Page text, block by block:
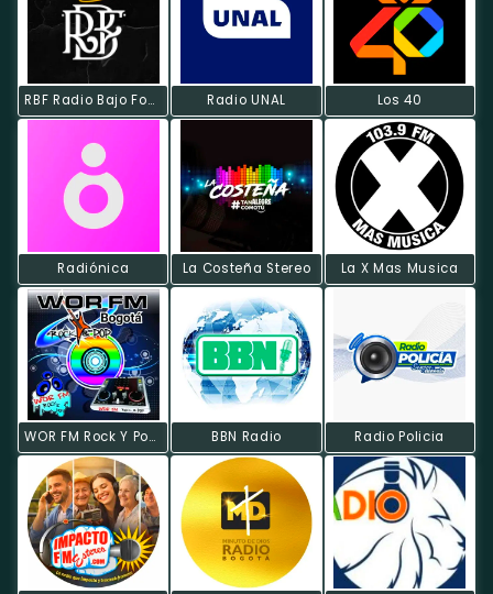
RBF Radio Bajo Fondo Radio UNAL Los 40
Radiónica La Costeña Stereo La X Mas Musica
WOR FM Rock Y Pop Bogotá BBN Radio Radio Policia